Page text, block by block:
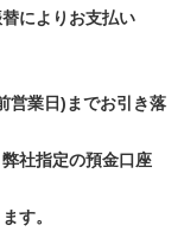
によりお支払い
業日)までお引き落
社指定の預金口座
す。